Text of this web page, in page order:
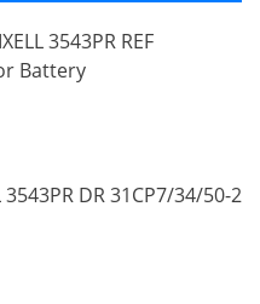
3543PR REF
Battery
3543PR DR 31CP7/34/50-2